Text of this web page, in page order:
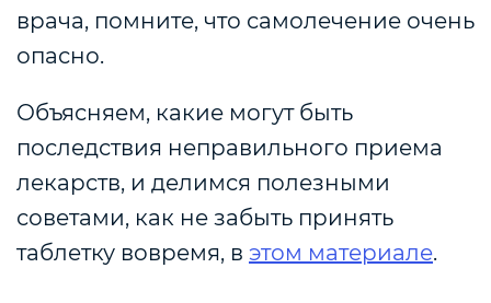
врача, помните, что самолечение очень
опасно.
Объясняем, какие могут быть
последствия неправильного приема
лекарств, и делимся полезными
советами, как не забыть принять
таблетку вовремя, в этом материале.